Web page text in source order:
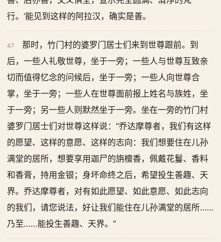
行。’能见到这样的阿拉汉，确实是善。
47
那时，竹门村的婆罗门居士们来到世尊跟前。到
后，一些人礼敬世尊，坐于一旁；一些人与世尊互致亲
切而值得忆念的问候后，坐于一旁；一些人向世尊合
掌，坐于一旁；一些人在世尊面前报上姓名与族姓，坐
于一旁；另一些人则默然坐于一旁。坐在一旁的竹门村
婆罗门居士们对世尊这样说：“乔达摩尊者，我们有这样
的愿望、这样的意愿、这样的志向：我们想要住在儿孙
满堂的居所，想要享用迦尸的旃檀香，佩戴花鬘、香料
和香膏，持用金银；身坏命终之后，希望投生善趣、天
界。乔达摩尊者，对有如此愿望、如此意愿、如此志向
的我们，请您说法，好让我们能住在儿孙满堂的居所……
乃至……能投生善趣、天界。”